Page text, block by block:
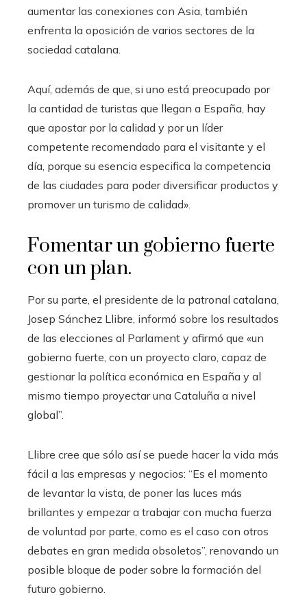
aumentar las conexiones con Asia, también
enfrenta la oposición de varios sectores de la
sociedad catalana.
Aquí, además de que, si uno está preocupado por
la cantidad de turistas que llegan a España, hay
que apostar por la calidad y por un líder
competente recomendado para el visitante y el
día, porque su esencia especifica la competencia
de las ciudades para poder diversificar productos y
promover un turismo de calidad».
Fomentar un gobierno fuerte
con un plan.
Por su parte, el presidente de la patronal catalana,
Josep Sánchez Llibre, informó sobre los resultados
de las elecciones al Parlament y afirmó que «un
gobierno fuerte, con un proyecto claro, capaz de
gestionar la política económica en España y al
mismo tiempo proyectar una Cataluña a nivel
global”.
Llibre cree que sólo así se puede hacer la vida más
fácil a las empresas y negocios: “Es el momento
de levantar la vista, de poner las luces más
brillantes y empezar a trabajar con mucha fuerza
de voluntad por parte, como es el caso con otros
debates en gran medida obsoletos”, renovando un
posible bloque de poder sobre la formación del
futuro gobierno.